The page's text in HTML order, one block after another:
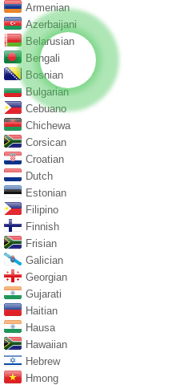
Armenian
Azerbaijani
Belarusian
Bengali
Bosnian
Bulgarian
Cebuano
Chichewa
Corsican
Croatian
Dutch
Estonian
Filipino
Finnish
Frisian
Galician
Georgian
Gujarati
Haitian
Hausa
Hawaiian
Hebrew
Hmong